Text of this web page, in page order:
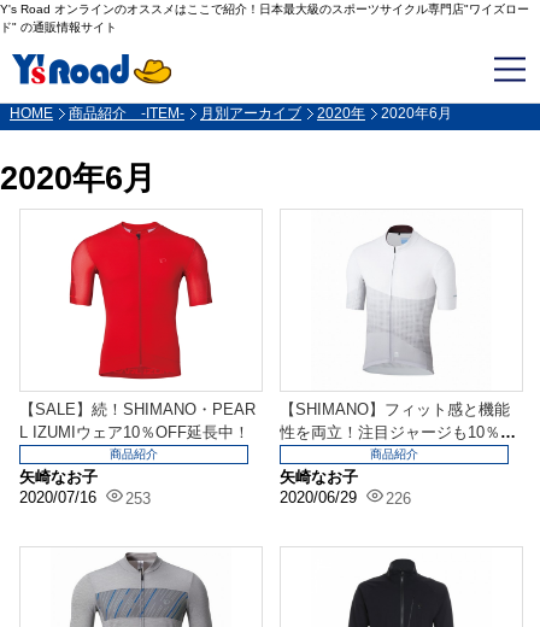
Y's Road オンラインのオススメはここで紹介！日本最大級のスポーツサイクル専門店"ワイズロー
ド" の通販情報サイト
HOME 商品紹介 -ITEM- 月別アーカイブ 2020年 2020年6月
2020年6月
【SALE】続！SHIMANO・PEAR
L IZUMIウェア10％OFF延長中！
矢崎なお子
2020/07/16
253
商品紹介
【SHIMANO】フィット感と機能
性を両立！注目ジャージも10％O
矢崎なお子
2020/06/29
226
商品紹介